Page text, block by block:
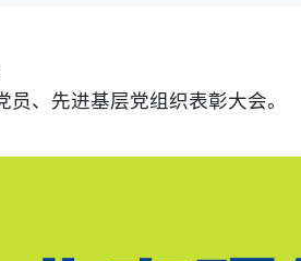
、先进基层党组织表彰大会。